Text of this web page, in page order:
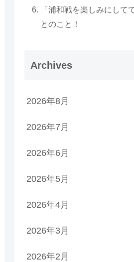
「浦和戦を楽しみにして
とのこと！
Archives
2026年8月
2026年7月
2026年6月
2026年5月
2026年4月
2026年3月
2026年2月